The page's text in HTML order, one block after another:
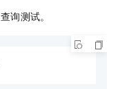
查询测试。